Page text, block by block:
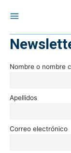
Nombre o nombre
Apellidos
Correo electrónico